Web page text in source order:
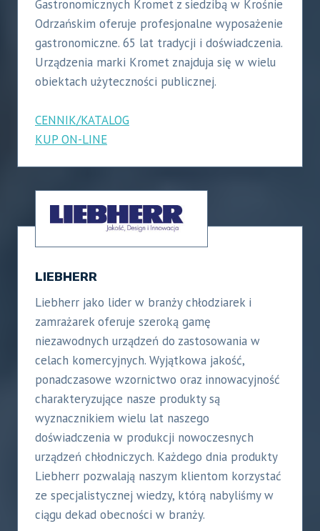
Gastronomicznych Kromet z siedzibą w Krośnie
Odrzańskim oferuje profesjonalne wyposażenie
gastronomiczne. 65 lat tradycji i doświadczenia.
Urządzenia marki Kromet znajduja się w wielu
obiektach użyteczności publicznej.
CENNIK/KATALOG
KUP ON-LINE
LIEBHERR
Liebherr jako lider w branży chłodziarek i
zamrażarek oferuje szeroką gamę
niezawodnych urządzeń do zastosowania w
celach komercyjnych. Wyjątkowa jakość,
ponadczasowe wzornictwo oraz innowacyjność
charakteryzujące nasze produkty są
wyznacznikiem wielu lat naszego
doświadczenia w produkcji nowoczesnych
urządzeń chłodniczych. Każdego dnia produkty
Liebherr pozwalają naszym klientom korzystać
ze specjalistycznej wiedzy, którą nabyliśmy w
ciągu dekad obecności w branży.